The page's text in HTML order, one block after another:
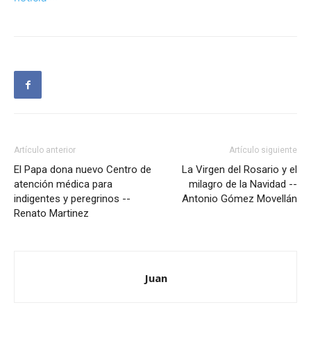
Artículo anterior
El Papa dona nuevo Centro de
atención médica para
indigentes y peregrinos --
Renato Martinez
Artículo siguiente
La Virgen del Rosario y el
milagro de la Navidad --
Antonio Gómez Movellán
Juan